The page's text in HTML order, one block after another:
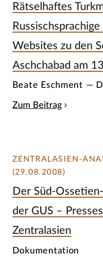
Rätselhaftes
Websites zu den
Aschchabad am
Beate Eschment —
Zum Beitrag
ZENTRALASIEN-
(29.08.2008)
Der Süd-
der GUS –
Zentralasien
Dokumentation